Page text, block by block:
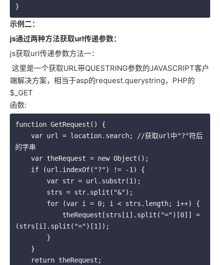
}
示例二：
js通过两种方法获取url传递参数：
js获取url传递参数方法一：
这里是一个获取URL带QUESTRING参数的JAVASCRIPT客户
端解决方案，相当于asp的request.querystring，PHP的
$_GET
函数:
function GetRequest() {
var url = location.search; //获取url中"?"符后
的字串
var theRequest = new Object();
if (url.indexOf("?") != -1) {
var str = url.substr(1);
strs = str.split("&");
for (var i = 0; i < strs.length; i++) {
theRequest[strs[i].split("=")[0]] =
(strs[i].split("=")[1]);
}
}
return theRequest;